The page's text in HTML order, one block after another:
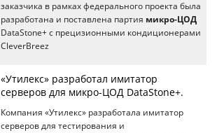
заказчика в рамках федерального проекта была
разработана и поставлена партия микро-ЦОД
DataStone+ с прецизионными кондиционерами
CleverBreez
«Утилекс» разработал имитатор
серверов для микро-ЦОД DataStone+.
Компания «Утилекс» разработала имитатор
серверов для тестирования и